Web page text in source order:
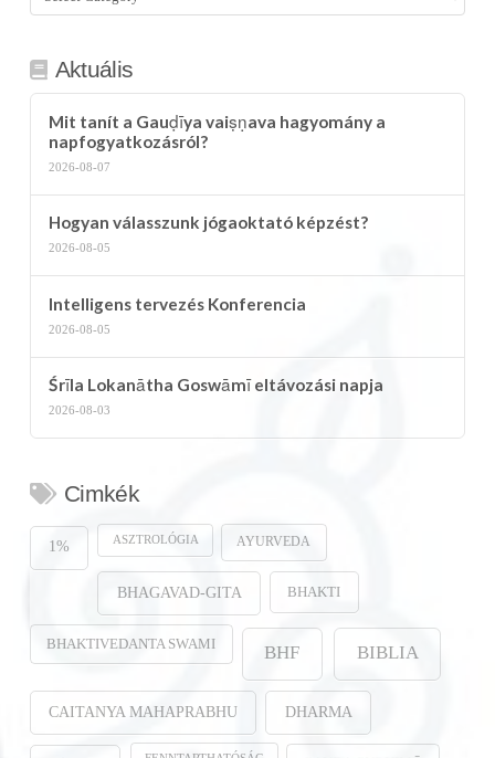
kategória
Aktuális
Mit tanít a Gauḍīya vaiṣṇava hagyomány a
napfogyatkozásról?
2026-08-07
Hogyan válasszunk jógaoktató képzést?
2026-08-05
Intelligens tervezés Konferencia
2026-08-05
Śrīla Lokanātha Goswāmī eltávozási napja
2026-08-03
Cimkék
1% ASZTROLÓGIA AYURVEDA
BHAGAVAD-GITA BHAKTI
BHAKTIVEDANTA SWAMI BHF BIBLIA
CAITANYA MAHAPRABHU DHARMA